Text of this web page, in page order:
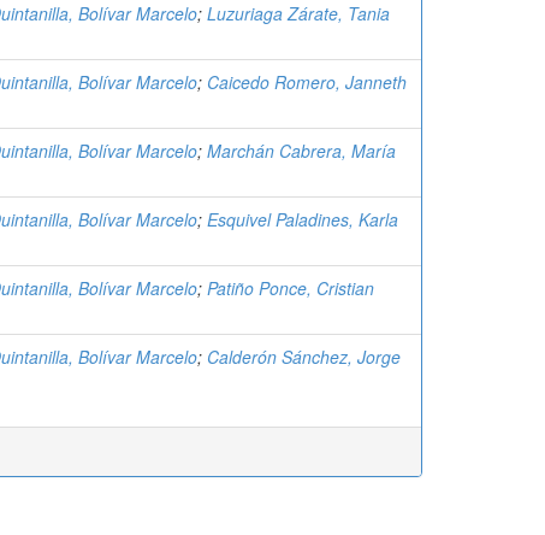
Bolívar Marcelo; Luzuriaga Zárate, Tania
Bolívar Marcelo; Caicedo Romero, Janneth
Bolívar Marcelo; Marchán Cabrera, María
Bolívar Marcelo; Esquivel Paladines, Karla
Bolívar Marcelo; Patiño Ponce, Cristian
Bolívar Marcelo; Calderón Sánchez, Jorge